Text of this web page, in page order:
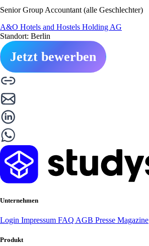
Senior Group Accountant (alle Geschlechter)
A&O Hotels and Hostels Holding AG
Standort: Berlin
Jetzt bewerben
Unternehmen
Login Impressum FAQ AGB Presse Magazine
Produkt